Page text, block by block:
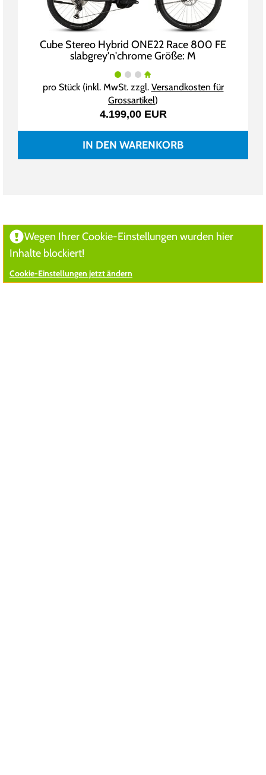
Cube Stereo Hybrid ONE22 Race 800 FE
slabgrey'n'chrome Größe: M
pro Stück (inkl. MwSt. zzgl. Versandkosten für
Grossartikel)
4.199,00 EUR
IN DEN WARENKORB
Wegen Ihrer Cookie-Einstellungen wurden hier
Inhalte blockiert!
Cookie-Einstellungen jetzt ändern